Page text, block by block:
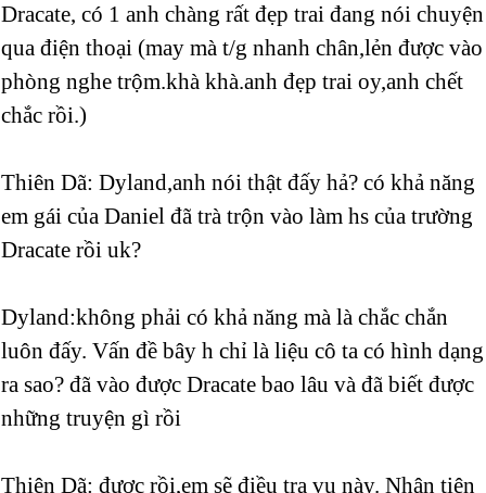
Dracate, có 1 anh chàng rất đẹp trai đang nói chuyện
qua điện thoại (may mà t/g nhanh chân,lẻn được vào
phòng nghe trộm.khà khà.anh đẹp trai oy,anh chết
chắc rồi.)
Thiên Dã: Dyland,anh nói thật đấy hả? có khả năng
em gái của Daniel đã trà trộn vào làm hs của trường
Dracate rồi uk?
Dyland:không phải có khả năng mà là chắc chắn
luôn đấy. Vấn đề bây h chỉ là liệu cô ta có hình dạng
ra sao? đã vào được Dracate bao lâu và đã biết được
những truyện gì rồi
Thiên Dã: được rồi,em sẽ điều tra vụ này. Nhân tiện